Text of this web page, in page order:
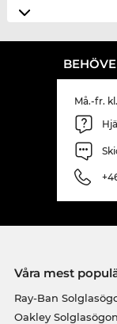
Må.-fr.
Våra mest
Ray-Ban
Oakley Solglasögon